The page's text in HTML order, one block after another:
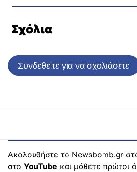
Σχόλια
Συνδεθείτε για να σχολιάσετε
Ακολουθήστε το Newsbomb.gr
στο YouTube και μάθετε πρώτοι